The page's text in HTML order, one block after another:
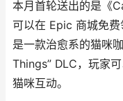
本月首轮送出的是《
可以在 Epic 商城免费
是一款治愈系的猫咪
Things” DLC，玩家
猫咪互动。